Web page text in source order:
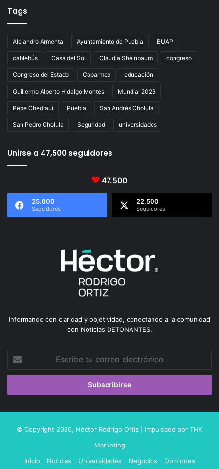
Tags
Alejandro Armenta Ayuntamiento de Puebla BUAP
cablebús Casa del Sol Claudia Sheinbaum congreso
Congreso del Estado Coparmex educación
Guillermo Alberto Hidalgo Montes Mundial 2026
Pepe Chedraui Puebla San Andrés Cholula
San Pedro Cholula Seguridad universidades
Unirse a 47,500 seguidores
47.500
25.000
Seguidores
22.500
Seguidores
Informando con claridad y objetividad, conectando a la comunidad
con Noticias DETONANTES.
correo
© Copyright 2026, Héctor Rodrigo Ortiz | Impulsado por THK
Marketing
Inicio
Noticias Universidades Negocios Opiniones